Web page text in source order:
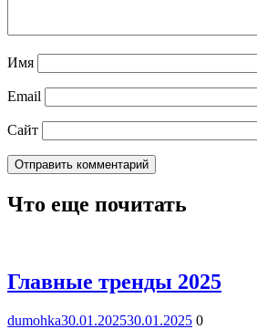
Имя
Email
Сайт
Что еще почитать
Главные тренды 2025
dumohka30.01.202530.01.2025 0